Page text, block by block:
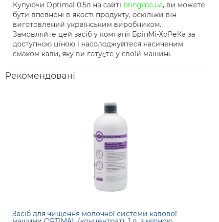
Купуючи Optimal 0.5л на сайті bringme.ua, ви можете
бути впевнені в якості продукту, оскільки він
виготовлений українським виробником.
Замовляйте цей засіб у компанії БрінМі-ХоРеКа за
доступною ціною і насолоджуйтеся насиченим
смаком кави, яку ви готуєте у своїй машині.
Рекомендовані
Засіб для чищення молочної системи кавової